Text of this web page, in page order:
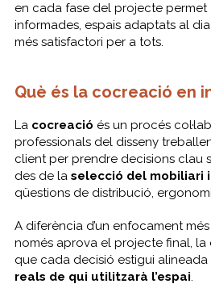
en cada fase del projecte permet
informades, espais adaptats al
més satisfactori per a tots.
Què és la cocreació en
La cocreació és un procés
professionals del disseny
client per prendre decisions clau
des de la selecció del mobiliari
qüestions de distribució,
A diferència d’un enfocament
només aprova el projecte final,
que cada decisió estigui alineada
reals de qui utilitzarà l’espai.